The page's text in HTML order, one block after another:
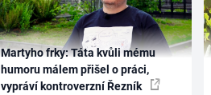
Martyho frky: Táta kvůli mému
humoru málem přišel o práci,
vypráví kontroverzní Řezník